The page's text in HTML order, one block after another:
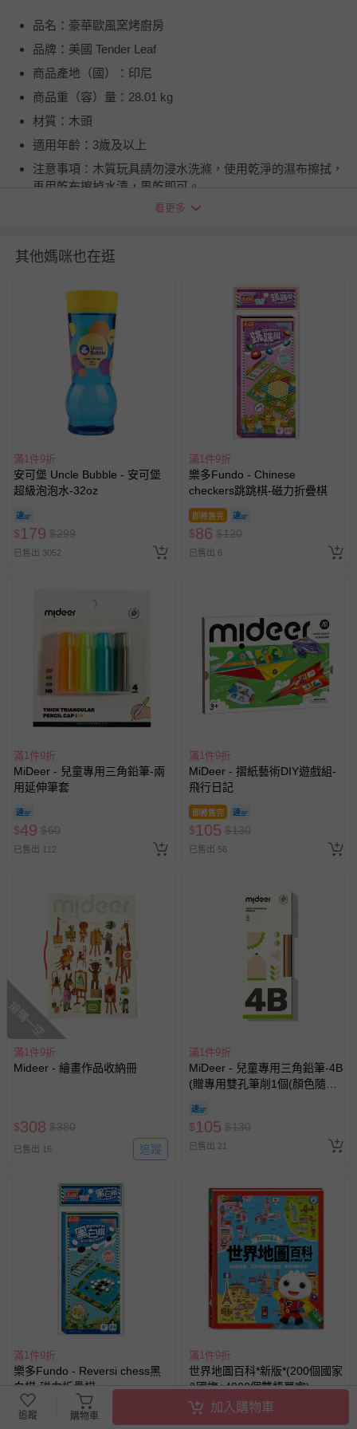
品名：豪華歐風窯烤廚房
品牌：美國 Tender Leaf
商品產地（國）：印尼
商品重（容）量：28.01 kg
材質：木頭
適用年齡：3歲及以上
注意事項：木質玩具請勿浸水洗滌，使用乾淨的濕布擦拭，
再用乾布擦掉水漬，風乾即可。
BSMI商品檢驗標識字號：M3A918
您所購買的商品享有7天的鑑賞期／猶豫期權益，但此期間
包含完整包裝、配件、說明文件及贈品等。
如需退換貨，請於收到商品7天（含例假日內提出），如為
瑕疵退換貨所產生的運費，將由媽咪愛負責處理，若非瑕疵
退貨，您可至『查詢訂單』>『已出貨』中查詢該筆訂單，
並點選『我要退貨』即可進行申請。若有相關退貨問題，請
LINE@客服ID: @mamilove
我們將依序為您處理
與服務，謝謝。
針對滿件折/滿額贈…等活動，如因部份退貨，而該訂單保
留商品未達活動門檻，將以原價計算，活動贈品亦需一併退
回。
部分商品依據消費者保護法的規定，不適用七天鑑賞期/猶
豫期範圍：
客製化商品（例如客製生日書、姓名貼等）。
報紙、期刊或雜誌（惟書籍如經拆封、使用，則酌收整
新費用）。
經消費者拆封之影音商品或電腦軟體（例如 DVD、CD
等）。
非以有形媒介提供之數位內容或一經提供即為完成之線
戲或活動點數等）。
已拆封之以下類型商品：
-個人衛生用品（例如尿布、貼身衣物、泳裝、襪子、地
-新生兒親膚衣物（嬰幼兒包巾與背巾、包屁衣、學習
褲、紗布衣等）。
-其他原廠盒裝商品封口處已貼上「不可拆封」，或具警
示字句等說明貼紙、封條者。
國際航空、客運、訂房等服務。
相關的退換貨辦理流程，可詳見： 退換貨 & 退款問題
其他常見問題：
運送服務：目前提供的運送僅限台灣本島。如您位於離島地
區，可能會無法配送，或須依據商品需加收離島運費。廠商
亦保留出貨與否的權利。離島、偏遠地區、樓層親送等加價
商品實際的配達日期，可於訂單個人資料內的查詢訂單內，
已出貨通知之訊息為主。
情形，您可申請更換新品或退貨，請見：退貨的辦理流程
若您對於會員帳號、商品訂購與資訊、購物流程、付款方
式、折價券與購物金的使用、退貨及商品運送方式等有疑
問，你可詳見： 媽咪愛客服中心
。
預購商品：預購為海外同步代購，遇缺貨即會通知媽咪並協
助取消退款事宜。
商品如因「價格、組合」等錯誤原因，導致無法安排出貨，
會主動以簡訊及mail通知訂單取消事宜，並將提供適當補
償。
看更多
其他媽咪也在逛
滿1件9折
安可堡 Uncle Bubble - 安可堡
超級泡泡水-32oz
$179 $299
已售出 3052
滿1件9折
樂多Fundo - Chinese
checkers跳跳棋-磁力折疊棋
即將售完
$86 $120
已售出 6
滿1件9折
MiDeer - 兒童專用三角鉛筆-兩
用延伸筆套
$49 $60
已售出 112
滿1件9折
MiDeer - 摺紙藝術DIY遊戲組-
飛行日記
即將售完
$105 $130
已售出 56
搶購一空
滿1件9折
Mideer - 繪畫作品收納冊
$308 $380
已售出 16 追蹤
滿1件9折
MiDeer - 兒童專用三角鉛筆-4B
(贈專用雙孔筆削1個(顏色隨
$105 $130
已售出 21
滿1件9折
樂多Fundo - Reversi chess黑
白棋-磁力折疊棋
即將售完
滿1件9折
世界地圖百科*新版*(200個國家
&國旗+4000個雙語單字)-
FOOD超人
追蹤 購物車
加入購物車